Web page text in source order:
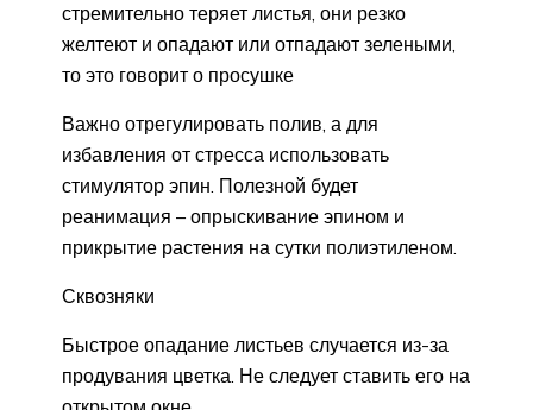
стремительно теряет листья, они резко
желтеют и опадают или отпадают зелеными,
то это говорит о просушке
Важно отрегулировать полив, а для
избавления от стресса использовать
стимулятор эпин. Полезной будет
реанимация – опрыскивание эпином и
прикрытие растения на сутки полиэтиленом.
Сквозняки
Быстрое опадание листьев случается из-за
продувания цветка. Не следует ставить его на